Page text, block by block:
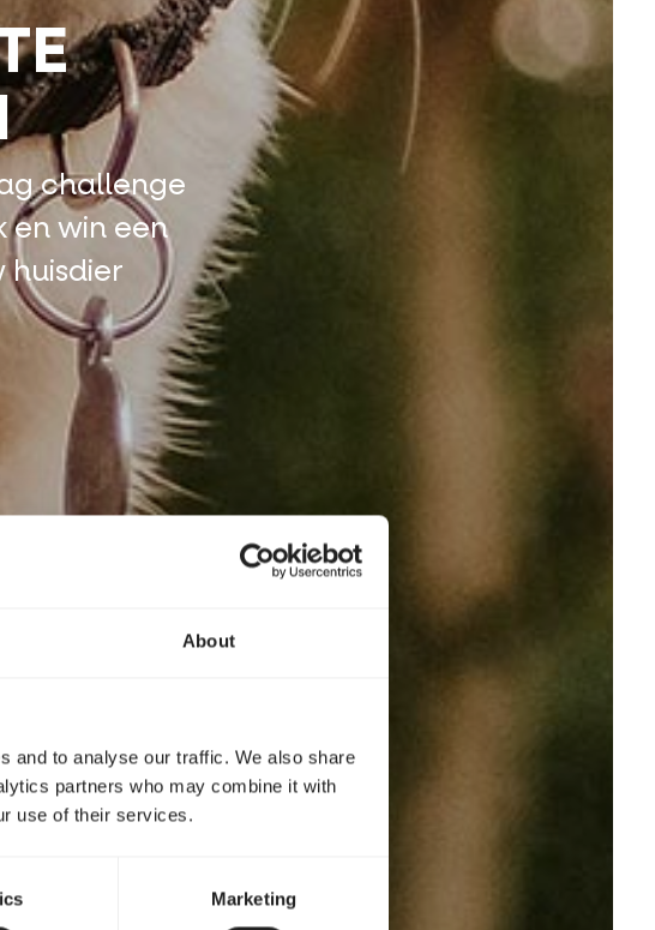
About
and to analyse our traffic. We also share
partners who may combine it with
use of their services.
Marketing
challenge
en win een
huisdier